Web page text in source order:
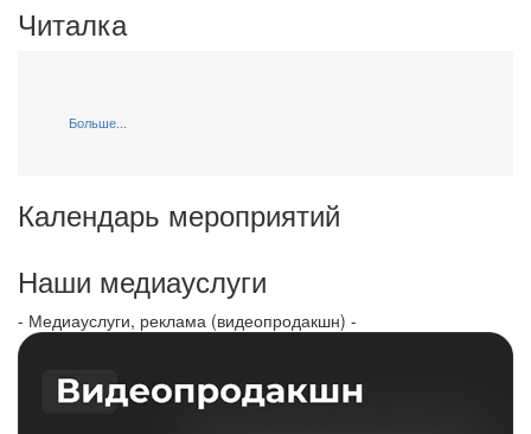
Читалка
Больше...
Календарь мероприятий
Наши медиауслуги
- Медиауслуги, реклама (видеопродакшн) -